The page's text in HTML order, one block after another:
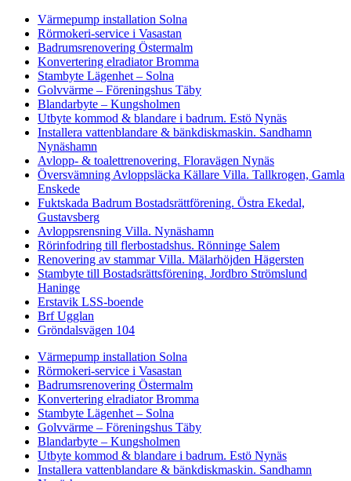
Värmepump installation Solna
Rörmokeri-service i Vasastan
Badrumsrenovering Östermalm
Konvertering elradiator Bromma
Stambyte Lägenhet – Solna
Golvvärme – Föreningshus Täby
Blandarbyte – Kungsholmen
Utbyte kommod & blandare i badrum. Estö Nynäs
Installera vattenblandare & bänkdiskmaskin. Sandhamn
Nynäshamn
Avlopp- & toalettrenovering. Floravägen Nynäs
Översvämning Avloppsläcka Källare Villa. Tallkrogen, Gamla
Enskede
Fuktskada Badrum Bostadsrättförening. Östra Ekedal,
Gustavsberg
Avloppsrensning Villa. Nynäshamn
Rörinfodring till flerbostadshus. Rönninge Salem
Renovering av stammar Villa. Mälarhöjden Hägersten
Stambyte till Bostadsrättsförening. Jordbro Strömslund
Haninge
Erstavik LSS-boende
Brf Ugglan
Gröndalsvägen 104
Värmepump installation Solna
Rörmokeri-service i Vasastan
Badrumsrenovering Östermalm
Konvertering elradiator Bromma
Stambyte Lägenhet – Solna
Golvvärme – Föreningshus Täby
Blandarbyte – Kungsholmen
Utbyte kommod & blandare i badrum. Estö Nynäs
Installera vattenblandare & bänkdiskmaskin. Sandhamn